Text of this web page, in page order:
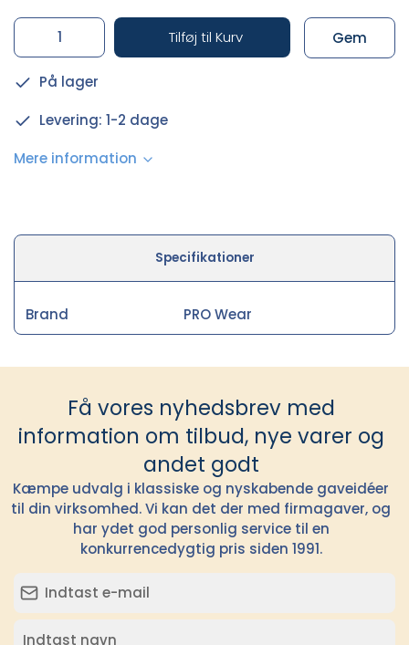
Tilføj til Kurv Gem
På lager
Levering: 1-2 dage
Mere information
Specifikationer
Brand PRO Wear
Få vores nyhedsbrev med
information om tilbud, nye varer og
andet godt
Kæmpe udvalg i klassiske og nyskabende gaveidéer
til din virksomhed. Vi kan det der med firmagaver, og
har ydet god personlig service til en
konkurrencedygtig pris siden 1991.